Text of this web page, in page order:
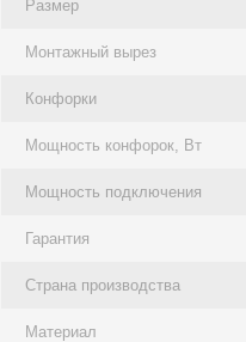
Размер
Монтажный вырез
Конфорки
Мощность конфорок, Вт
Мощность подключения
Гарантия
Страна производства
Материал